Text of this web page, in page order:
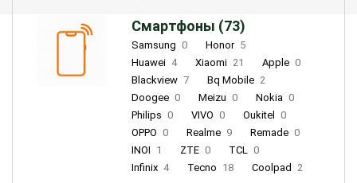
Смартфоны (73)
Samsung 0 Honor 5
Huawei 4 Xiaomi 21 Apple 0
Blackview 7 Bq Mobile 2
Doogee 0 Meizu 0 Nokia 0
Philips 0 VIVO 0 Oukitel
0
OPPO 0 Realme 9 Remade 0
INOI 1 ZTE 0 TCL 0
Infinix 4 Tecno 18 Coolpad 2